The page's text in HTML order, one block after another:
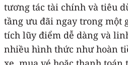
tương tác tài chính và tiêu
tầng ưu đãi ngay trong một
tích lũy điểm dễ dàng và
nhiều hình thức như hoàn